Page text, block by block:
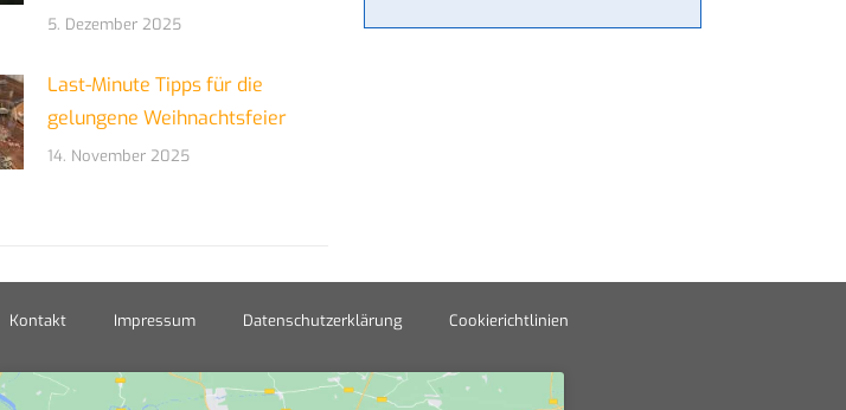
5. Dezember 2025
Last-Minute Tipps für die
gelungene Weihnachtsfeier
14. November 2025
Kontakt Impressum Datenschutzerklärung Cookierichtlinien